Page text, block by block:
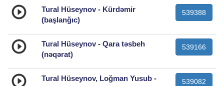
Tural Hüseynov - Kürdəmir
(başlanğıc)
539388
Tural Hüseynov - Qara təsbeh
(nəqərat)
539166
Tural Hüseynov, Loğman Yusub -
539082